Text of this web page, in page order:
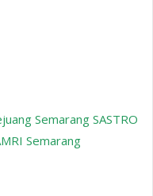
Semarang SASTRO
Semarang